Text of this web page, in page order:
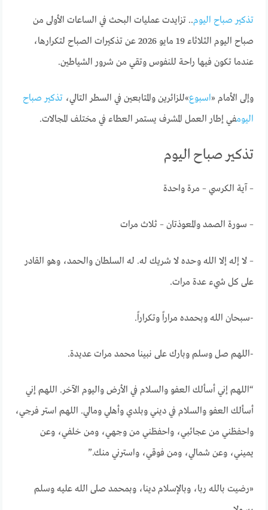
تذكير صباح اليوم.. تزايدت عمليات البحث في الساعات الأولى من
صباح اليوم الثلاثاء 19 مايو 2026 عن تذكيرات الصباح لتكرارها،
عندما تكون فيها راحة للنفوس وتقي من شرور الشياطين.
وإلى الأمام «اسبوع»للزائرين والمتابعين في السطر التالي،تذكير صباح
اليومفي إطار العمل المشرف يستمر العطاء في مختلف المجالات.
تذكير صباح اليوم
– آية الكرسي – مرة واحدة
– سورة الصمد والمعوذتان – ثلاث مرات
– لا إله إلا الله وحده لا شريك له. له السلطان والحمد، وهو القادر
على كل شيء عدة مرات.
-سبحان الله وبحمده مراراً وتكراراً.
-اللهم صل وسلم وبارك على نبينا محمد مرات عديدة.
“اللهم إني أسألك العفو والسلام في الأرض واليوم الآخر. اللهم إني
أسألك العفو والسلام في ديني وبلدي وأهلي ومالي. اللهم استر فرجي،
واحفظني من عجائبي، واحفظني من وجهي، ومن خلفي، وعن
يميني، وعن شمالي، ومن فوقي، واسترني منك.”
«رضيت بالله ربا، وبالإسلام دينا، وبمحمد صلى الله عليه وسلم